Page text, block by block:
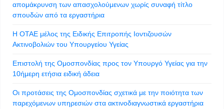
απομάκρυνση των απασχολούμενων χωρίς συναφή τίτλο
σπουδών από τα εργαστήρια
Η ΟΤΑΕ μέλος της Ειδικής Επιτροπής Ιοντιζουσών
Ακτινοβολιών του Υπουργείου Υγείας
Επιστολή της Ομοσπονδίας προς τον Υπουργό Υγείας για την
10ήμερη ετήσια ειδική άδεια
Οι προτάσεις της Ομοσπονδίας σχετικά με την ποιότητα των
παρεχόμενων υπηρεσιών στα ακτινοδιαγνωστικά εργαστήρια